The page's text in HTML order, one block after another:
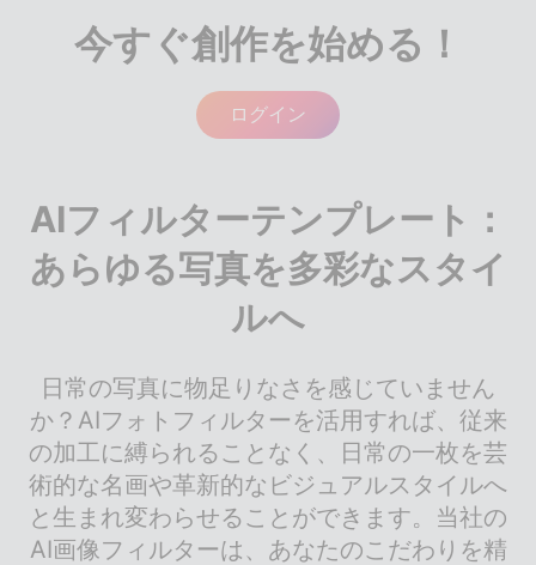
今すぐ創作を始める！
ログイン
AIフィルターテンプレート：
あらゆる写真を多彩なスタイ
ルへ
日常の写真に物足りなさを感じていません
か？AIフォトフィルターを活用すれば、従来
の加工に縛られることなく、日常の一枚を芸
術的な名画や革新的なビジュアルスタイルへ
と生まれ変わらせることができます。当社の
AI画像フィルターは、あなたのこだわりを精